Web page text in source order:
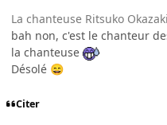
La chanteuse Ritsuko
bah non, c'est le chanteur
la chanteuse
Désolé 😄
Citer